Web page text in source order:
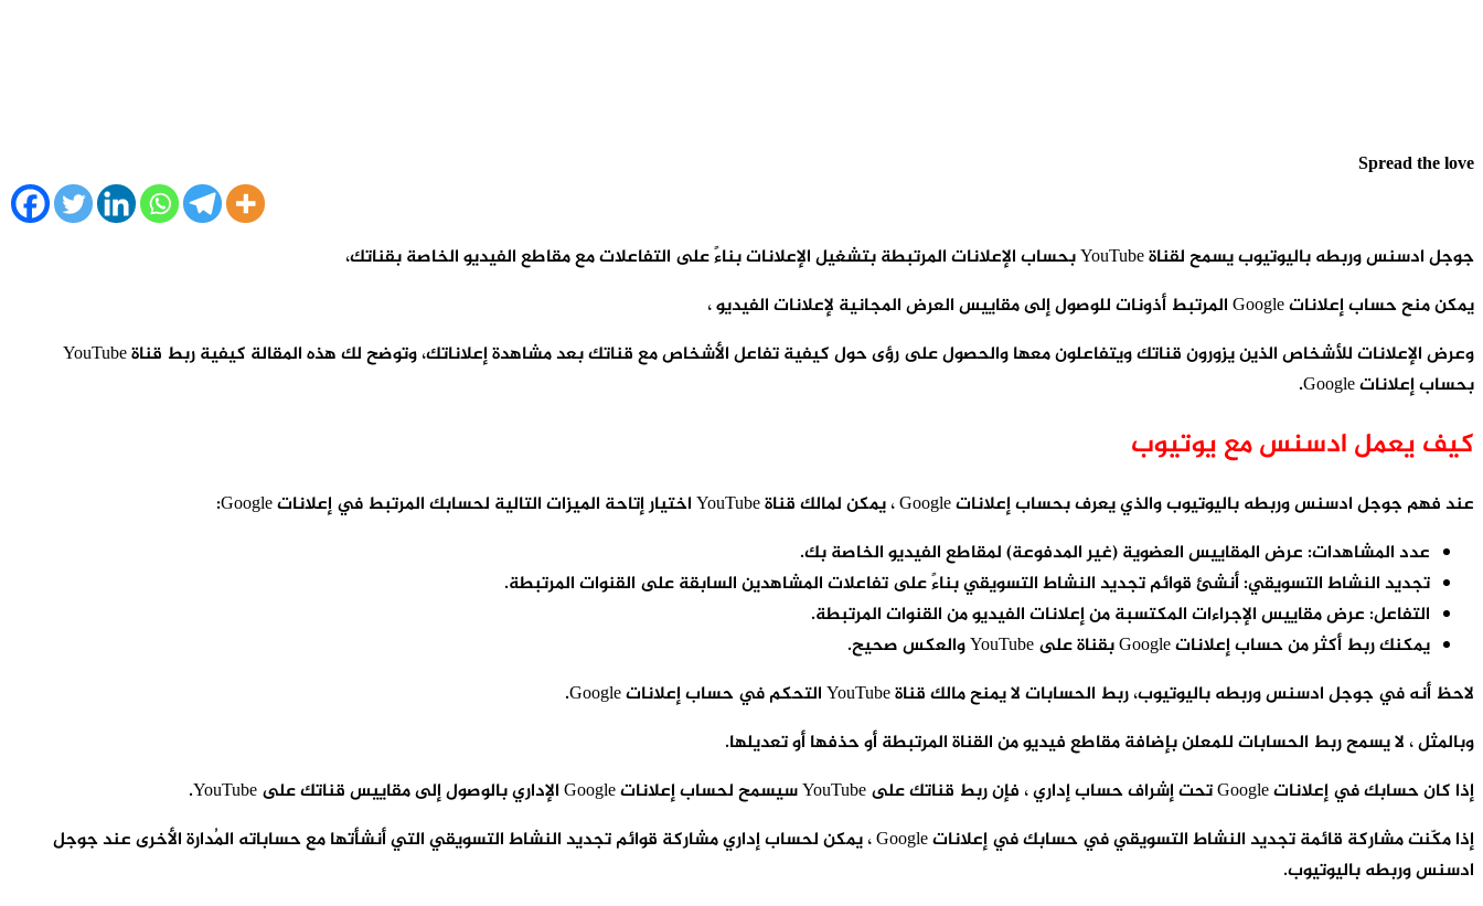
Spread the love
جوجل ادسنس وربطه باليوتيوب يسمح لقناة YouTube بحساب الإعلانات المرتبطة بتشغيل الإعلانات بناءً على التفاعلات مع مقاطع الفيديو الخاصة بقناتك،
يمكن منح حساب إعلانات Google المرتبط أذونات للوصول إلى مقاييس العرض المجانية لإعلانات الفيديو ،
وعرض الإعلانات للأشخاص الذين يزورون قناتك ويتفاعلون معها والحصول على رؤى حول كيفية تفاعل الأشخاص مع قناتك بعد مشاهدة إعلاناتك، وتوضح لك هذه المقالة كيفية ربط قناة YouTube
بحساب إعلانات Google.
كيف يعمل ادسنس مع يوتيوب
عند فهم جوجل ادسنس وربطه باليوتيوب والذي يعرف بحساب إعلانات Google ، يمكن لمالك قناة YouTube اختيار إتاحة الميزات التالية لحسابك المرتبط في إعلانات Google:
عدد المشاهدات: عرض المقاييس العضوية (غير المدفوعة) لمقاطع الفيديو الخاصة بك.
تجديد النشاط التسويقي: أنشئ قوائم تجديد النشاط التسويقي بناءً على تفاعلات المشاهدين السابقة على القنوات المرتبطة.
التفاعل: عرض مقاييس الإجراءات المكتسبة من إعلانات الفيديو من القنوات المرتبطة.
يمكنك ربط أكثر من حساب إعلانات Google بقناة على YouTube والعكس صحيح.
لاحظ أنه في جوجل ادسنس وربطه باليوتيوب، ربط الحسابات لا يمنح مالك قناة YouTube التحكم في حساب إعلانات Google.
وبالمثل ، لا يسمح ربط الحسابات للمعلن بإضافة مقاطع فيديو من القناة المرتبطة أو حذفها أو تعديلها.
إذا كان حسابك في إعلانات Google تحت إشراف حساب إداري ، فإن ربط قناتك على YouTube سيسمح لحساب إعلانات Google الإداري بالوصول إلى مقاييس قناتك على YouTube.
إذا مكّنت مشاركة قائمة تجديد النشاط التسويقي في حسابك في إعلانات Google ، يمكن لحساب إداري مشاركة قوائم تجديد النشاط التسويقي التي أنشأتها مع حساباته المُدارة الأخرى عند جوجل
ادسنس وربطه باليوتيوب.